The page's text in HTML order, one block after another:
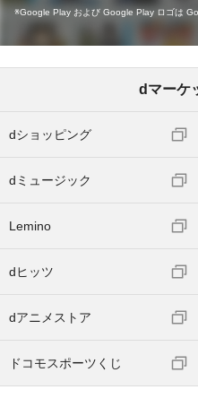
Google Play および Google Play ロゴは
dマーケ
dショッピング
dミュージック
Lemino
dヒッツ
dアニメストア
ドコモスポーツくじ